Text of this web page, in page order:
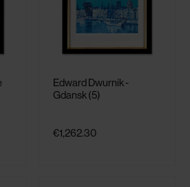
Edward Dwurnik -
Gdansk (5)
€1,262.30